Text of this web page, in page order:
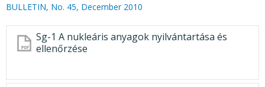
BULLETIN, No. 45, December 2010
Sg-1 A nukleáris anyagok nyilvántartása és
ellenőrzése